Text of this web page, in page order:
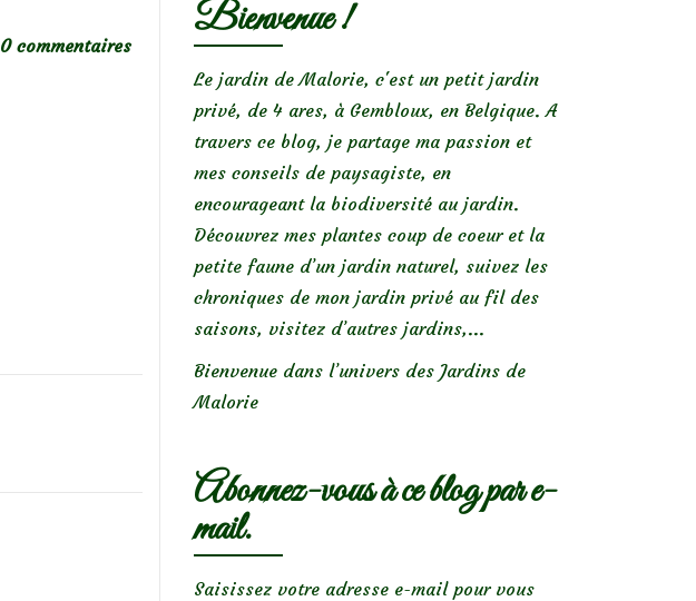
0 commentaires
Bienvenue !
Le jardin de Malorie, c'est un petit jardin
privé, de 4 ares, à Gembloux, en Belgique. A
travers ce blog, je partage ma passion et
mes conseils de paysagiste, en
encourageant la biodiversité au jardin.
Découvrez mes plantes coup de coeur et la
petite faune d’un jardin naturel, suivez les
chroniques de mon jardin privé au fil des
saisons, visitez d’autres jardins,...
Bienvenue dans l’univers des Jardins de
Malorie
Abonnez-vous à ce blog par e-
mail.
Saisissez votre adresse e-mail pour vous